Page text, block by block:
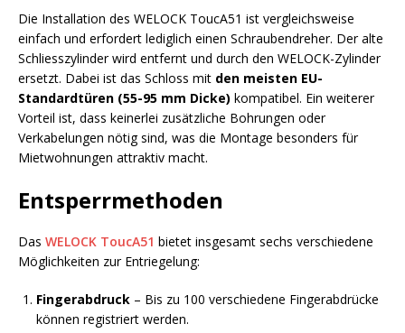
Die Installation des WELOCK ToucA51 ist vergleichsweise
einfach und erfordert lediglich einen Schraubendreher. Der alte
Schliesszylinder wird entfernt und durch den WELOCK-Zylinder
ersetzt. Dabei ist das Schloss mit den meisten EU-
Standardtüren (55-95 mm Dicke) kompatibel. Ein weiterer
Vorteil ist, dass keinerlei zusätzliche Bohrungen oder
Verkabelungen nötig sind, was die Montage besonders für
Mietwohnungen attraktiv macht.
Entsperrmethoden
Das WELOCK ToucA51 bietet insgesamt sechs verschiedene
Möglichkeiten zur Entriegelung:
Fingerabdruck – Bis zu 100 verschiedene Fingerabdrücke
können registriert werden.